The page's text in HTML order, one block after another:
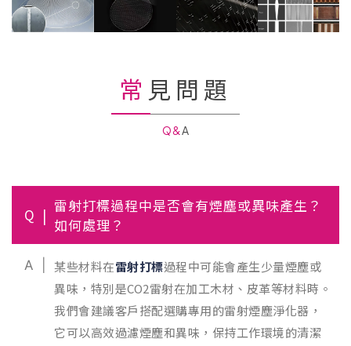
常見問題
Q&A
Q
雷射打標過程中是否會有煙塵或異味產生？
如何處理？
A 某些材料在雷射打標過程中可能會產生少量煙塵或
異味，特別是CO2雷射在加工木材、皮革等材料時。
我們會建議客戶搭配選購專用的雷射煙塵淨化器，
它可以高效過濾煙塵和異味，保持工作環境的清潔